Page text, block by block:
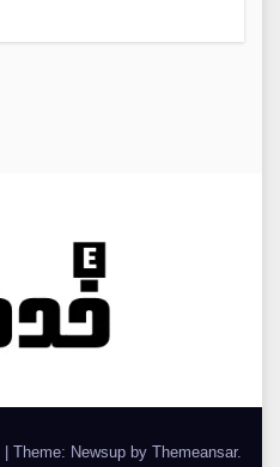
| Theme: Newsup by Themeansar.